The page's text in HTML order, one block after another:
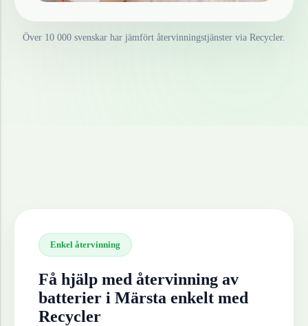
Över 10 000 svenskar har jämfört återvinningstjänster via Recycler.
Enkel återvinning
Få hjälp med återvinning av
batterier i Märsta enkelt med
Recycler